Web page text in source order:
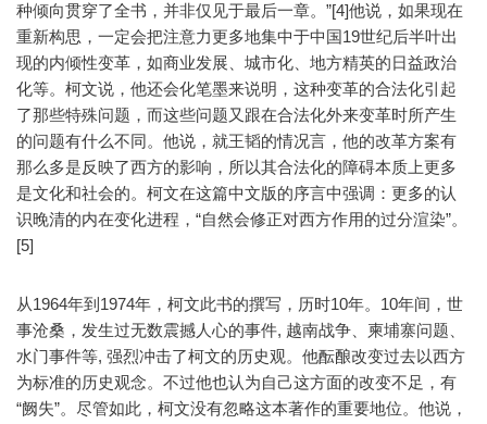
种倾向贯穿了全书，并非仅见于最后一章。”[4]他说，如果现在
重新构思，一定会把注意力更多地集中于中国19世纪后半叶出
现的内倾性变革，如商业发展、城市化、地方精英的日益政治
化等。柯文说，他还会化笔墨来说明，这种变革的合法化引起
了那些特殊问题，而这些问题又跟在合法化外来变革时所产生
的问题有什么不同。他说，就王韬的情况言，他的改革方案有
那么多是反映了西方的影响，所以其合法化的障碍本质上更多
是文化和社会的。柯文在这篇中文版的序言中强调：更多的认
识晚清的内在变化进程，“自然会修正对西方作用的过分渲染”。
[5]
从1964年到1974年，柯文此书的撰写，历时10年。10年间，世
事沧桑，发生过无数震撼人心的事件, 越南战争、柬埔寨问题、
水门事件等, 强烈冲击了柯文的历史观。他酝酿改变过去以西方
为标准的历史观念。不过他也认为自己这方面的改变不足，有
“阙失”。尽管如此，柯文没有忽略这本著作的重要地位。他说，